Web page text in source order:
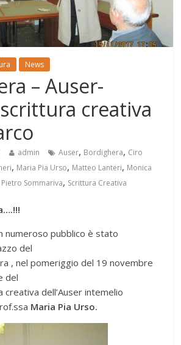
News
– Auser-
creativa
admin Auser, Bordighera, Ciro
, Maria Pia Urso, Matteo Lanteri, Monica
Pietro Sommariva, Scrittura Creativa
numeroso pubblico è stato
del
, nel pomeriggio del 19 novembre
del
dell’Auser intemelio
Maria Pia Urso.